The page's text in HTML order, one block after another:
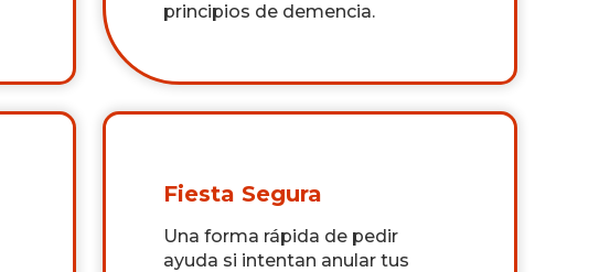
principios de demencia.
Fiesta Segura
Una forma rápida de pedir
ayuda si intentan anular tus